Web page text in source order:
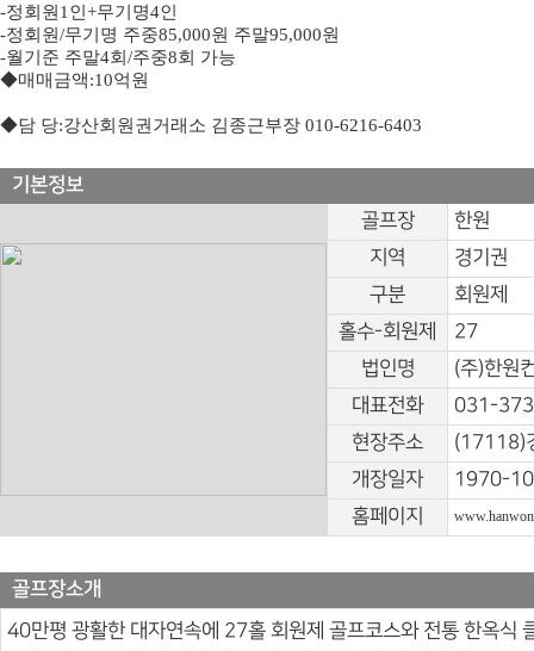
-정회원 1 인 +무기명4인
-정회원/무기명 주중85,000원 주말95,000원
-월기준 주말4회 /주중8회 가능
◆매매금액:10억원
◆담 당:강산회원권거래소 김종근부장 010-6216-6403
기본정보
골프장
한원
지역
경기권
구분
회원제
홀수-회원제
27
법인명
(주)한원
대표전화
031-
현장주소
(17118)
개장일자
1970-
홈페이지
골프장소개
40만평 광활한 대자연속에 27홀 회원제 골프코스와 전통 한옥식